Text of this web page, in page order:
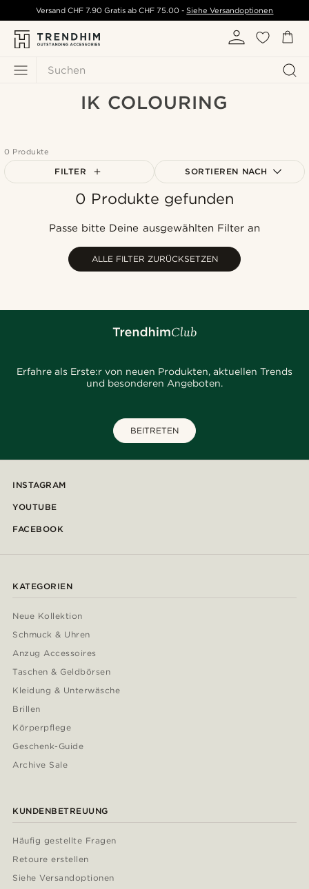
Suchen
Versand CHF 7.90 Gratis ab CHF 75.00 - Siehe Versandoptionen
IK COLOURING
0 Produkte
FILTER SORTIEREN NACH
Am beliebtesten
Höchster Preis
0 Produkte gefunden
Passe bitte Deine ausgewählten Filter an
ALLE FILTER ZURÜCKSETZEN
Erfahre als Erste:r von neuen Produkten, aktuellen Trends
und besonderen Angeboten.
BEITRETEN
INSTAGRAM
YOUTUBE
FACEBOOK
KATEGORIEN
Neue Kollektion
Schmuck & Uhren
Anzug Accessoires
Taschen & Geldbörsen
Kleidung & Unterwäsche
Brillen
Körperpflege
Geschenk-Guide
Archive Sale
KUNDENBETREUUNG
Häufig gestellte Fragen
Retoure erstellen
Siehe Versandoptionen